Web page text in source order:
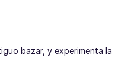
bazar, y experimenta la